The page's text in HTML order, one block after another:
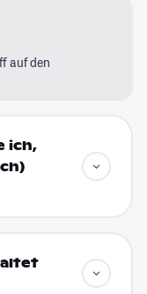
auf den
ich,